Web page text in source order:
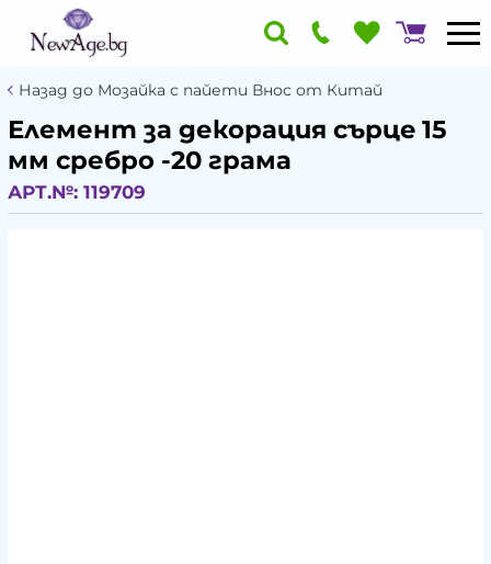
Назад до Мозайка с пайети Внос от Китай
Елемент за декорация сърцe 15
мм сребро -20 грама
АРТ.№: 119709